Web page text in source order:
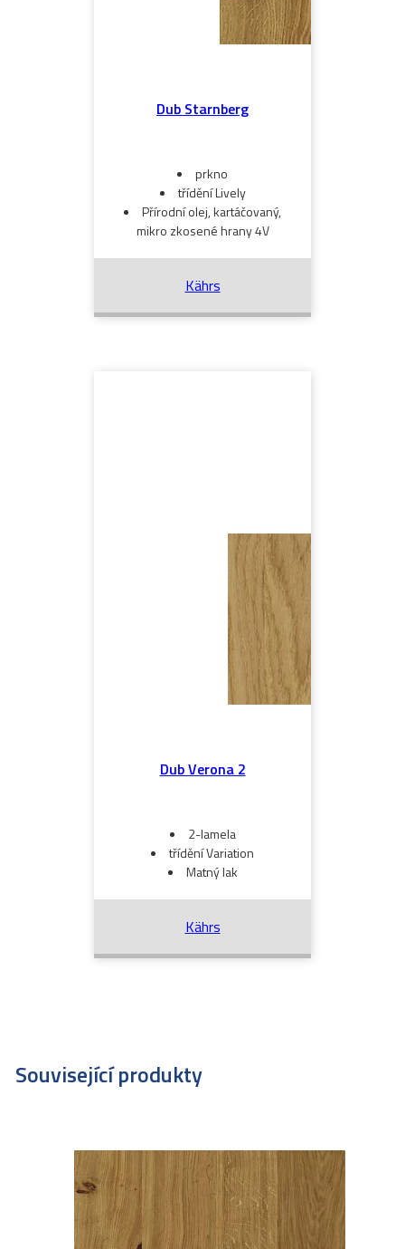
Dub Starnberg
prkno
třídění Lively
Přírodní olej, kartáčovaný,
mikro zkosené hrany 4V
Kährs
Dub Verona 2
2-lamela
třídění Variation
Matný lak
Kährs
Související produkty